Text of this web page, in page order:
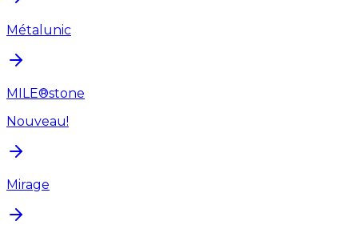
Métalunic
MILE®stone
Nouveau!
Mirage